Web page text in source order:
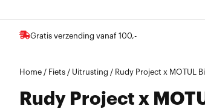
Gratis verzending vanaf 100,-
Home / Fiets / Uitrusting / Rudy Project x MOTUL
Rudy Project x